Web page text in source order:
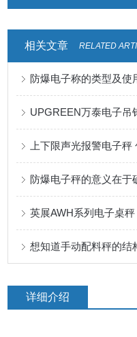
相关文章 RELATED
防爆电子称的类型及使
UPGREEN万泰电子吊
上下限声光报警电子
防爆电子秤的意义在于
英展AWH系列电子桌秤
想知道手动配料秤的结
详细介绍